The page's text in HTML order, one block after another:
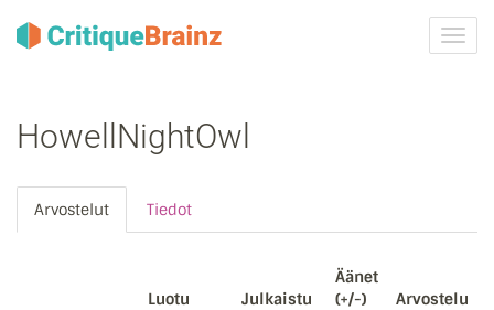
HowellNightOwl
Arvostelut Tiedot
Luotu Julkaistu
Äänet
(+/-)
Arvostelu